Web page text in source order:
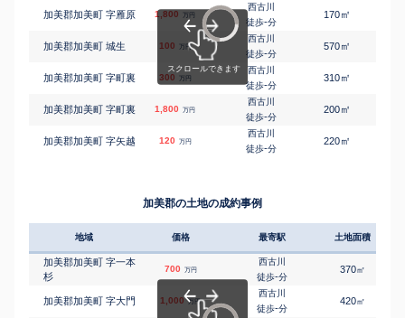
加美郡加美町 字雁原 1,800 万円
西古川
徒歩-分
170㎡
加美郡加美町 城生 100 万円
西古川
徒歩-分
570㎡
加美郡加美町 字町裏 300 万円
西古川
徒歩-分
310㎡
加美郡加美町 字町裏 1,800 万円
西古川
徒歩-分
200㎡
加美郡加美町 字矢越 120 万円
西古川
徒歩-分
220㎡
加美郡の土地の成約事例
地域 価格 最寄駅 土地面積
加美郡加美町 字一本
杉
700 万円
西古川
徒歩-分
370㎡
加美郡加美町 字大門 1,000 万円
西古川
徒歩-分
420㎡